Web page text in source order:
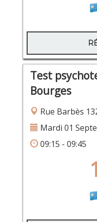
Test
Bourges
Rue Barbès
Mardi 01
09:15 - 09:45